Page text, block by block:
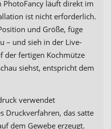
läuft direkt im
ist nicht erforderlich.
und Größe, füge
– und sieh in der Live-
der fertigen Kochmütze
siehst, entspricht dem
verwendet
Druckverfahren, das satte
dem Gewebe erzeugt.